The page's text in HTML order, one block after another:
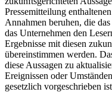
Pressemitteilung
Annahmen beruhen, die
das Unternehmen den
Ergebnisse mit diesen
übereinstimmen werden.
diese Aussagen zu
Ereignissen oder
gesetzlich vorgeschrieben